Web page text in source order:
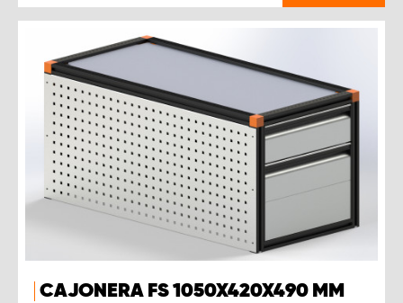
CAJONERA FS 1050X420X490 MM